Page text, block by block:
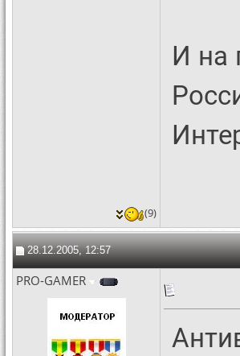
И на
(9)
28.12.2005, 12:57
PRO-GAMER